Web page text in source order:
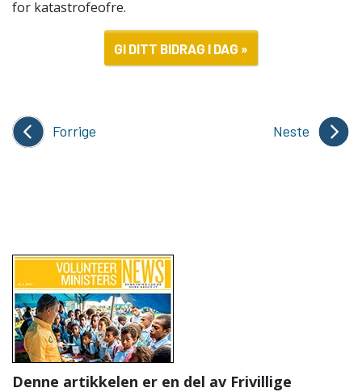
for katastrofeofre.
GI DITT BIDRAG I DAG »
Forrige Neste
Denne artikkelen er en del av Frivillige